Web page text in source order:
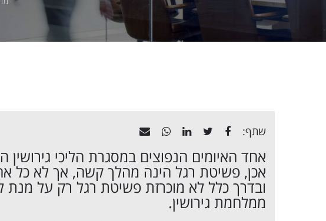
שתף:
אחד האיומים הנפוצים במסגרת הליכי גירושין
אכן, פשיטת רגל הינה מהלך קשה, אך לא כל
ובדרך כלל לא מוכרזת פשיטת רגל רק על מנת
ממלחמת גירושין.